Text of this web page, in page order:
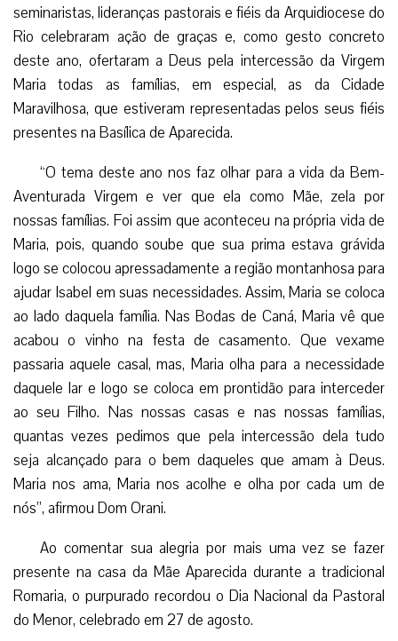
seminaristas, lideranças pastorais e fiéis da Arquidiocese do
Rio celebraram ação de graças e, como gesto concreto
deste ano, ofertaram a Deus pela intercessão da Virgem
Maria todas as famílias, em especial, as da Cidade
Maravilhosa, que estiveram representadas pelos seus fiéis
presentes na Basílica de Aparecida.
“O tema deste ano nos faz olhar para a vida da Bem-
Aventurada Virgem e ver que ela como Mãe, zela por
nossas famílias. Foi assim que aconteceu na própria vida de
Maria, pois, quando soube que sua prima estava grávida
logo se colocou apressadamente a região montanhosa para
ajudar Isabel em suas necessidades. Assim, Maria se coloca
ao lado daquela família. Nas Bodas de Caná, Maria vê que
acabou o vinho na festa de casamento. Que vexame
passaria aquele casal, mas, Maria olha para a necessidade
daquele lar e logo se coloca em prontidão para interceder
ao seu Filho. Nas nossas casas e nas nossas famílias,
quantas vezes pedimos que pela intercessão dela tudo
seja alcançado para o bem daqueles que amam à Deus.
Maria nos ama, Maria nos acolhe e olha por cada um de
nós”, afirmou Dom Orani.
Ao comentar sua alegria por mais uma vez se fazer
presente na casa da Mãe Aparecida durante a tradicional
Romaria, o purpurado recordou o Dia Nacional da Pastoral
do Menor, celebrado em 27 de agosto.